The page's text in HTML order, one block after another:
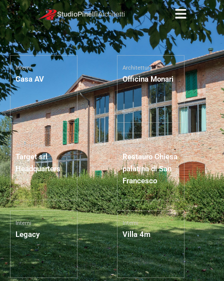
StudioPinelliArchitetti
Interni
Casa AV
Architettura
Officina Monari
Architettura
Target srl
Headquarters
Restauro
Restauro Chiesa
palatina di San
Francesco
Interni
Legacy
Interni
Villa 4m